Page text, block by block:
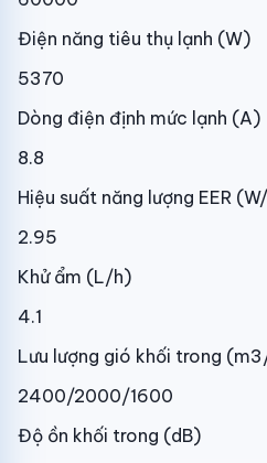
Điện năng tiêu thụ lạnh (W)
5370
Dòng điện định mức lạnh (A)
8.8
Hiệu suất năng lượng EER
2.95
Khử ẩm (L/h)
4.1
Lưu lượng gió khối trong
2400/2000/1600
Độ ồn khối trong (dB)